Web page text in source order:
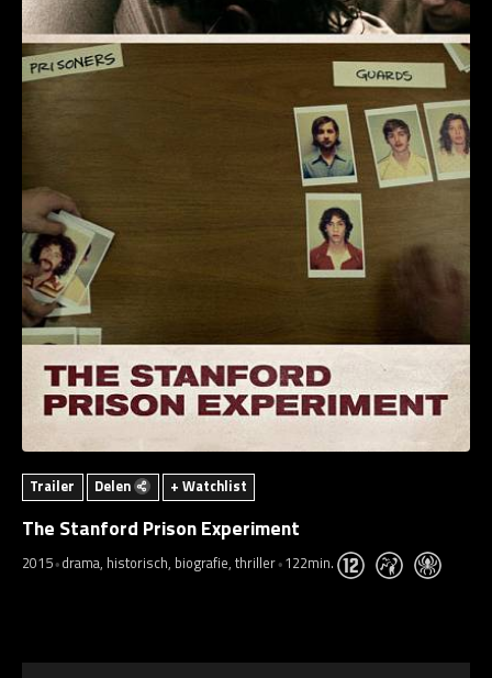
Trailer Delen + Watchlist
The Stanford Prison Experiment
2015 drama, historisch, biografie, thriller 122min.